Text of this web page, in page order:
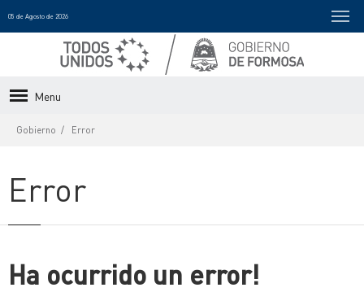
05 de Agosto de 2026
Menu
Gobierno Error
Error
Ha ocurrido un error!